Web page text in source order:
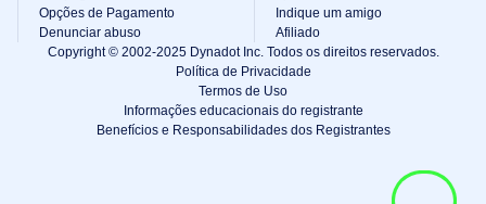
Opções de Pagamento
Denunciar abuso
Indique um amigo
Afiliado
Copyright © 2002-2025 Dynadot Inc. Todos os direitos reservados.
Política de Privacidade
Termos de Uso
Informações educacionais do registrante
Benefícios e Responsabilidades dos Registrantes